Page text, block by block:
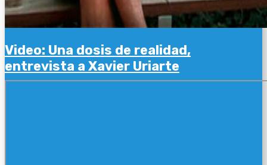
Video: Una dosis de realidad,
entrevista a Xavier Uriarte